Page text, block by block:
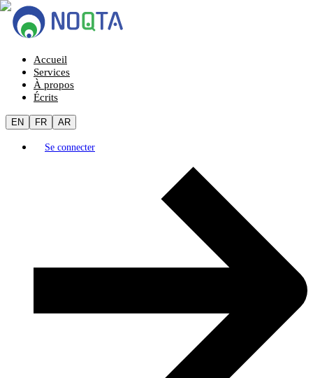
Accueil
Services
À propos
Écrits
EN FR AR
Se connecter